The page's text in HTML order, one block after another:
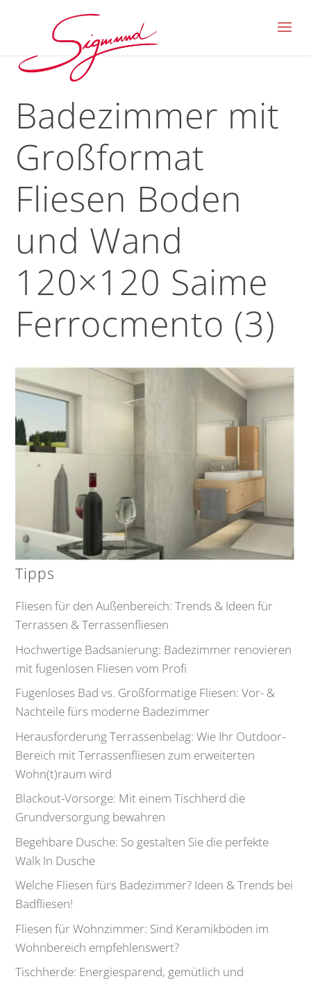
Badezimmer mit
Großformat
Fliesen Boden
und Wand
120×120 Saime
Ferrocmento (3)
Tipps
Fliesen für den Außenbereich: Trends & Ideen für
Terrassen & Terrassenfliesen
Hochwertige Badsanierung: Badezimmer renovieren
mit fugenlosen Fliesen vom Profi
Fugenloses Bad vs. Großformatige Fliesen: Vor- &
Nachteile fürs moderne Badezimmer
Herausforderung Terrassenbelag: Wie Ihr Outdoor-
Bereich mit Terrassenfliesen zum erweiterten
Wohn(t)raum wird
Blackout-Vorsorge: Mit einem Tischherd die
Grundversorgung bewahren
Begehbare Dusche: So gestalten Sie die perfekte
Walk In Dusche
Welche Fliesen fürs Badezimmer? Ideen & Trends bei
Badfliesen!
Fliesen für Wohnzimmer: Sind Keramikböden im
Wohnbereich empfehlenswert?
Tischherde: Energiesparend, gemütlich und